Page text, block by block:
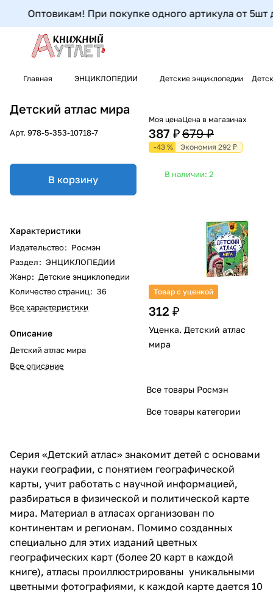
Оптовикам! При покупке одного артикула от 5шт
Главная ЭНЦИКЛОПЕДИИ Детские энциклопедии
Детский атлас мира
Арт. 978-5-353-10718-7
В корзину
Характеристики
Издательство: Росмэн
Раздел: ЭНЦИКЛОПЕДИИ
Жанр: Детские энциклопедии
Количество страниц: 36
Все характеристики
Описание
Детский атлас мира
Все описание
Моя цена
387 ₽
Цена в магазинах
679 ₽
-43 % Экономия 292 ₽
В наличии: 2
Товар с уценкой
312 ₽
Уценка. Детский атлас
мира
Все товары Росмэн
Все товары категории
Серия «Детский атлас» знакомит детей с основами
науки географии, с понятием географической
карты, учит работать с научной информацией,
разбираться в физической и политической карте
мира. Материал в атласах организован по
континентам и регионам. Помимо созданных
специально для этих изданий цветных
географических карт (более 20 карт в каждой
книге), атласы проиллюстрированы уникальными
цветными фотографиями, к каждой карте дается 10